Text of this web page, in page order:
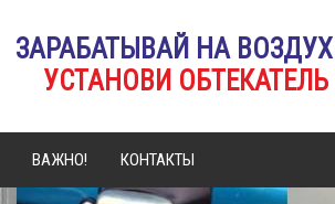
ЗАРАБАТЫВАЙ НА
УСТАНОВИ ОБТЕКАТЕЛЬ
ВАЖНО! КОНТАКТЫ